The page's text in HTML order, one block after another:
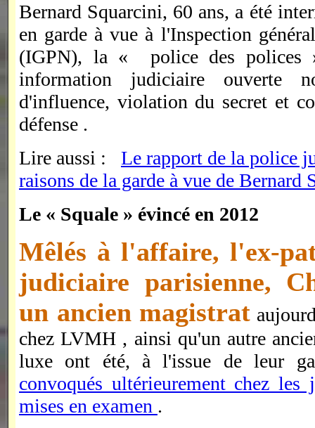
Bernard Squarcini, 60 ans, a été
en garde à vue à l'Inspection
(IGPN), la « police des polices
information judiciaire ouverte
d'influence, violation du secret et
défense .
Lire aussi : Le rapport de la police
raisons de la garde à vue de Bernard
Le « Squale » évincé en 2012
Mêlés à l'affaire, l'ex-
judiciaire parisienne,
un ancien magistrat
chez LVMH , ainsi qu'un autre
luxe ont été, à l'issue de leur
convoqués ultérieurement chez les
mises en examen .